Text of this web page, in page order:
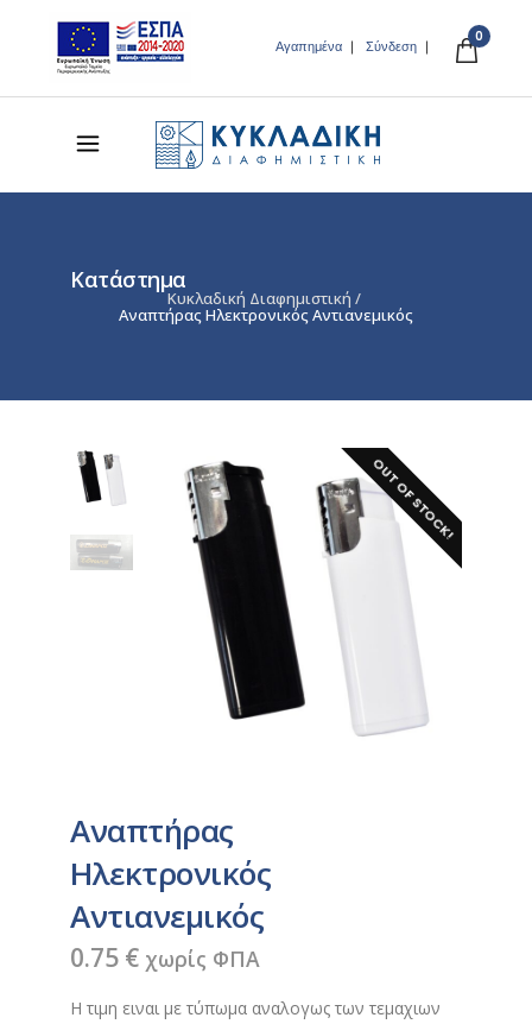
Αγαπημένα Σύνδεση
0
Κατάστημα
Κυκλαδική Διαφημιστική /
Aναπτήρας Hλεκτρονικός Αντιανεμικός
OUT OF STOCK!
Aναπτήρας
Hλεκτρονικός
Αντιανεμικός
0.75 € χωρίς ΦΠΑ
Η τιμη ειναι με τύπωμα αναλογως των τεμαχιων